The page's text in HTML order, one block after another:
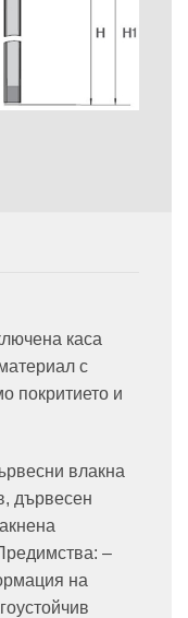
каса
с
покритието и
влакна
дървесен
–
на